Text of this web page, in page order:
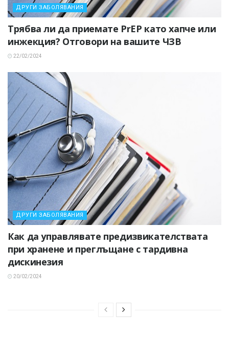
ДРУГИ ЗАБОЛЯВАНИЯ
Трябва ли да приемате PrEP като хапче или
инжекция? Отговори на вашите ЧЗВ
22/02/2024
ДРУГИ ЗАБОЛЯВАНИЯ
Как да управлявате предизвикателствата
при хранене и преглъщане с тардивна
дискинезия
20/02/2024